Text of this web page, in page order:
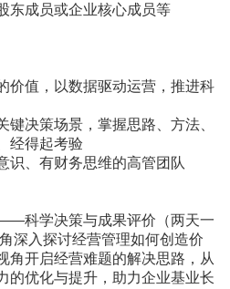
东成员或企业核心成员等
价值，以数据驱动运营，推进科
决策场景，掌握思路、方法、
经得起考验
识、有财务思维的高管团队
科学决策与成果评价（两天一
深入探讨经营管理如何创造价
角开启经营难题的解决思路，从
的优化与提升，助力企业基业长